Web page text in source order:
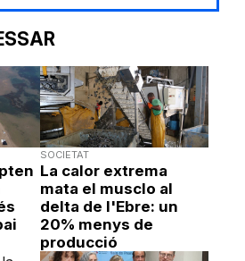
SOCIETAT
La calor extrema
mata el musclo al
delta de l'Ebre: un
20% menys de
producció